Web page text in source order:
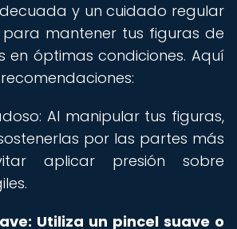
y un cuidado regular
para mantener tus figuras de
en óptimas condiciones. Aquí
Al manipular tus figuras,
por las partes más
aplicar presión sobre
Utiliza un pincel suave o